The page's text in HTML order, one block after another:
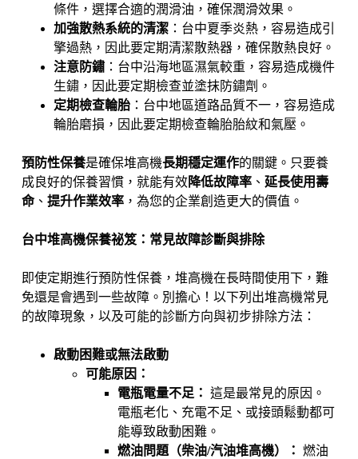
條件，選擇合適的潤滑油，確保潤滑效果。
加強散熱系統的清潔：台中夏季炎熱，容易造成引
擎過熱，因此要定期清潔散熱器，確保散熱良好。
注意防鏽：台中沿海地區濕氣較重，容易造成機件
生鏽，因此要定期檢查並塗抹防鏽劑。
定期檢查輪胎：台中地區道路品質不一，容易造成
輪胎磨損，因此要定期檢查輪胎胎紋和氣壓。
預防性保養是確保堆高機長期穩定運作的關鍵。只要養
成良好的保養習慣，就能有效降低故障率、 延長使用壽
命、 提升作業效率，為您的企業創造更大的價值。
台中堆高機保養祕笈：常見故障診斷與排除
即使定期進行預防性保養，堆高機在長時間使用下，難
免還是會遇到一些故障。別擔心！以下列出堆高機常見
的故障現象，以及可能的診斷方向與初步排除方法：
啟動困難或無法啟動
可能原因：
電瓶電量不足： 這是最常見的原因。
電瓶老化、充電不足、或接頭鬆動都可
能導致啟動困難。
燃油問題（柴油/汽油堆高機）： 燃油